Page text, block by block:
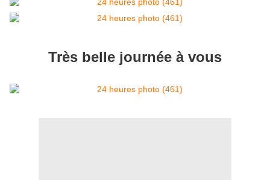
Très belle journée à vous